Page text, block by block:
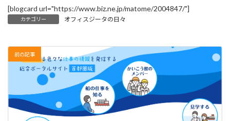
[blogcard url="https://www.biz.ne.jp/matome/2004847/"]
カテゴリー オフィスジータの日々
前の記事